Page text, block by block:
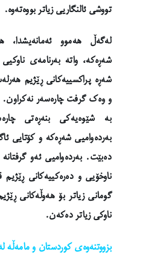
تووشی ئالنگاریی زیاتر بووەتەوە.
لەگەڵ هەموو ئەمانەیشدا،
شەڕەکە، واتە بەرنامەی
شەڕە پراکسییەکانی ڕێژیم
و وەک گرفت چارەسەر نەکراون.
بە شێوەیەکی بنەڕەتی
بەردەوامیی شەڕەکە و کۆتایی
دەبێت. بەردەوامیی ئەو
ناوخۆیی و دەرەکییەکانی
گومانی زیاتر بۆ هەوڵەکانی
ناوکی زیاتر دەکەن.
بزووتنەوەی کوردستان و مامەڵە